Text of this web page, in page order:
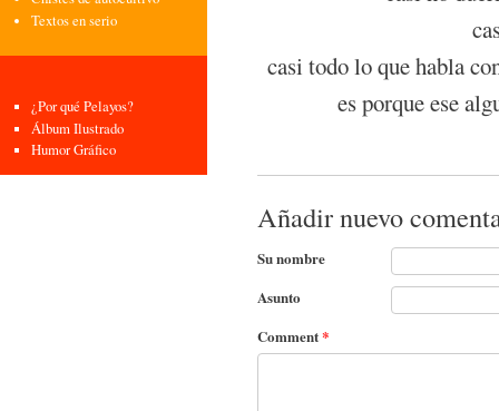
Textos en serio
¿Por qué Pelayos?
Álbum Ilustrado
Humor Gráfico
casi todo lo que habla
es porque ese
Añadir nuevo
Su nombre
Asunto
Comment*